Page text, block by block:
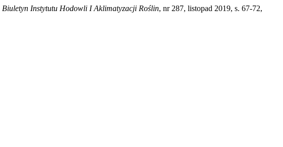
Biuletyn Instytutu Hodowli I Aklimatyzacji Roślin, nr 287, listopad 2019, s. 67-72,